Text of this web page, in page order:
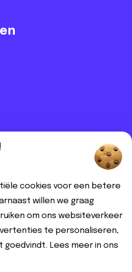
cookies voor een betere
willen we graag
om ons websiteverkeer
te personaliseren,
goedvindt. Lees meer in ons